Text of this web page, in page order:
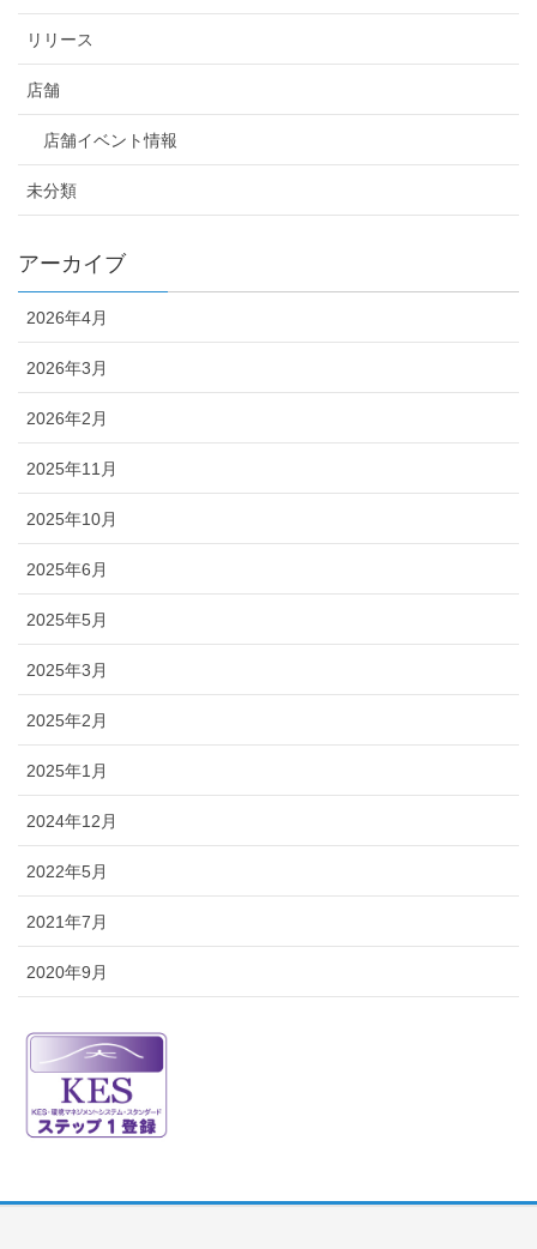
リリース
店舗
店舗イベント情報
未分類
アーカイブ
2026年4月
2026年3月
2026年2月
2025年11月
2025年10月
2025年6月
2025年5月
2025年3月
2025年2月
2025年1月
2024年12月
2022年5月
2021年7月
2020年9月